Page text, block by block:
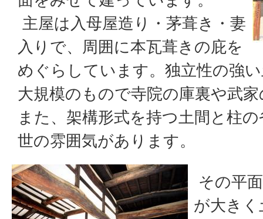
主屋は入母屋造り・茅葺き・妻
入りで、周囲に本瓦葺きの庇を
めぐらしています。独立性の強
大規模のもので寺院の庫裏や武
また、架構形式を持つ土間と柱
世の雰囲気があります。
その平
が大き